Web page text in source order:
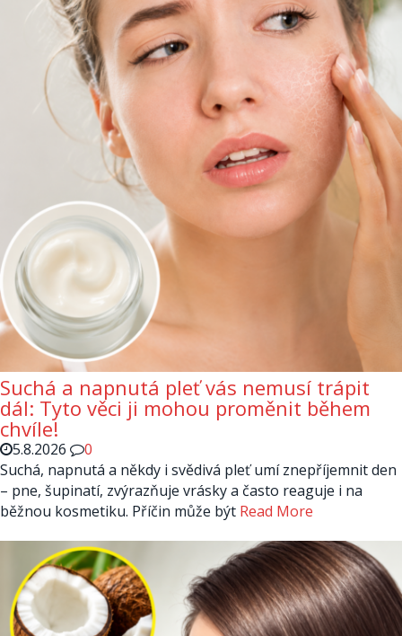
Suchá a napnutá pleť vás nemusí trápit
dál: Tyto věci ji mohou proměnit během
chvíle!
5.8.2026
0
Suchá, napnutá a někdy i svědivá pleť umí znepříjemnit den
– pne, šupinatí, zvýrazňuje vrásky a často reaguje i na
běžnou kosmetiku. Příčin může být Read More